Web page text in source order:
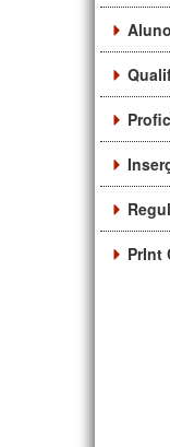
PrInt